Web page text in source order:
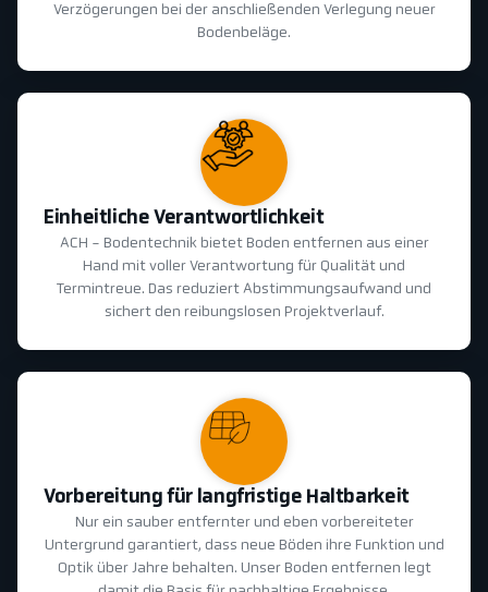
Verzögerungen bei der anschließenden Verlegung neuer
Bodenbeläge.
Einheitliche Verantwortlichkeit
ACH - Bodentechnik bietet Boden entfernen aus einer
Hand mit voller Verantwortung für Qualität und
Termintreue. Das reduziert Abstimmungsaufwand und
sichert den reibungslosen Projektverlauf.
Vorbereitung für langfristige Haltbarkeit
Nur ein sauber entfernter und eben vorbereiteter
Untergrund garantiert, dass neue Böden ihre Funktion und
Optik über Jahre behalten. Unser Boden entfernen legt